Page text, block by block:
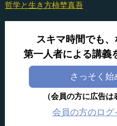
哲学と生き方柿埜真吾
スキマ時間でも
第一人者による講義
さっそく始
（会員の方に広告は
会員の方のログ